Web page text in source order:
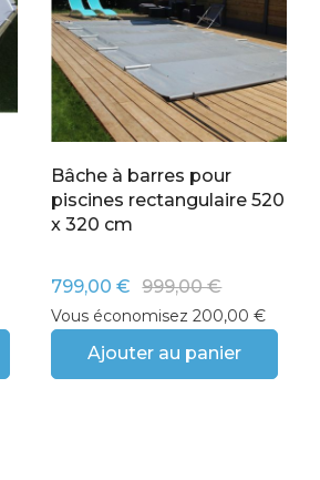
Bâche à barres pour
piscines rectangulaire 520
x 320 cm
799,00 € 999,00 €
Vous économisez 200,00 €
Ajouter au panier